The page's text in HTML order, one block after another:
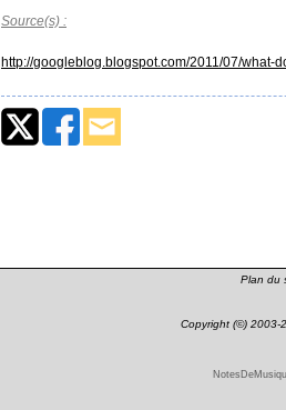
Source(s) :
http://googleblog.blogspot.com/2011/07/what-
Plan du
Copyright (©) 2003-